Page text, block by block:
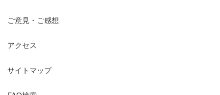
ご意見・ご感想
アクセス
サイトマップ